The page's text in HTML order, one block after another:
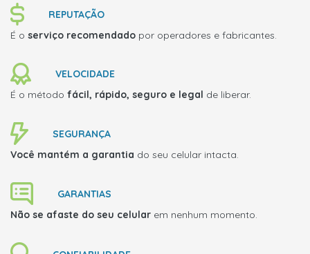
REPUTAÇÃO
É o serviço recomendado por operadores e fabricantes.
VELOCIDADE
É o método fácil, rápido, seguro e legal de liberar.
SEGURANÇA
Você mantém a garantia do seu celular intacta.
GARANTIAS
Não se afaste do seu celular em nenhum momento.